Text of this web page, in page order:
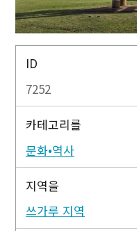
ID
7252
카테고리를
문화•역사
지역을
쓰가루 지역